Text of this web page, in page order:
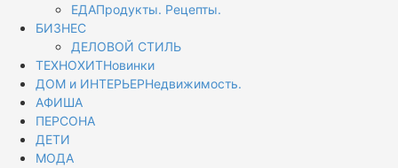
ЕДАПродукты. Рецепты.
БИЗНЕС
ДЕЛОВОЙ СТИЛЬ
ТЕХНОХИТНовинки
ДОМ и ИНТЕРЬЕРНедвижимость.
АФИША
ПЕРСОНА
ДЕТИ
МОДА